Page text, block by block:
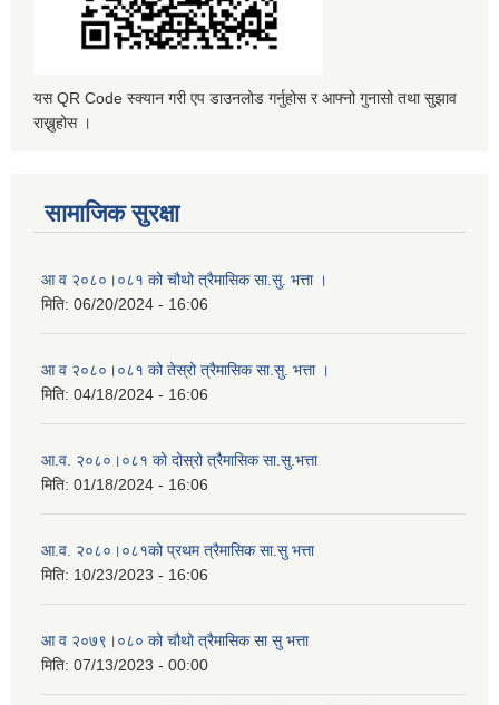
यस QR Code स्क्यान गरी एप डाउनलोड गर्नुहोस र आफ्नो गुनासो तथा सुझाव
राख्नुहोस ।
सामाजिक सुरक्षा
आ व २०८०।०८१ को चौथो त्रैमासिक सा.सु. भत्ता ।
मिति: 06/20/2024 - 16:06
आ व २०८०।०८१ को तेस्रो त्रैमासिक सा.सु. भत्ता ।
मिति: 04/18/2024 - 16:06
आ.व. २०८०।०८१ को दोस्रो त्रैमासिक सा.सु.भत्ता
मिति: 01/18/2024 - 16:06
आ.व. २०८०।०८१को प्रथम त्रैमासिक सा.सु भत्ता
मिति: 10/23/2023 - 16:06
आ व २०७९।०८० को चौथो त्रैमासिक सा सु भत्ता
मिति: 07/13/2023 - 00:00